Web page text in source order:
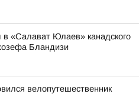
«Салават Юлаев» канадского
Бландизи
велопутешественник